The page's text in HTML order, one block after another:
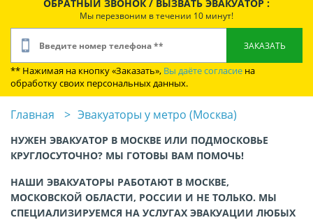
ОБРАТНЫЙ ЗВОНОК / ВЫЗВАТЬ ЭВАКУАТОР :
Мы перезвоним в течении 10 минут!
** Нажимая на кнопку «Заказать», Вы даёте согласие на
обработку своих персональных данных.
Главная Эвакуаторы у метро (Москва)
НУЖЕН ЭВАКУАТОР В МОСКВЕ ИЛИ ПОДМОСКОВЬЕ
КРУГЛОСУТОЧНО? МЫ ГОТОВЫ ВАМ ПОМОЧЬ!
НАШИ ЭВАКУАТОРЫ РАБОТАЮТ В МОСКВЕ,
МОСКОВСКОЙ ОБЛАСТИ, РОССИИ И НЕ ТОЛЬКО. МЫ
СПЕЦИАЛИЗИРУЕМСЯ НА УСЛУГАХ ЭВАКУАЦИИ ЛЮБЫХ